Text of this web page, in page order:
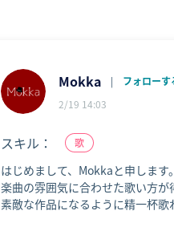
Mokka |
フォローす
2/19 14:03
スキル： 歌
はじめまして、Mokkaと申します
楽曲の雰囲気に合わせた歌い方が
素敵な作品になるように精一杯